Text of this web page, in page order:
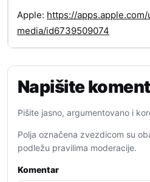
Apple: https://
media/id6739509074
Napišite
Pišite jasno, argumentovano i
Polja označena zvezdicom su
podležu pravilima moderacije.
Komentar